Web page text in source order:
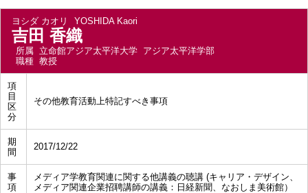
ヨシダ カオリ YOSHIDA Kaori
吉田 香織
所属 立命館アジア太平洋大学 アジア太平洋学部
職種 教授
項
目
区
分
その他教育活動上特記すべき事項
期
間
2017/12/22
事
項
メディア学教育関連に関する他講義の聴講 (キャリア・デザイン、
メディア関連企業招聘講師の講義：日経新聞、なおしま美術館）